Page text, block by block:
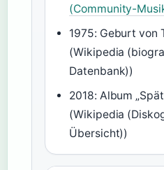
(Community-
1975: Geburt von
(Wikipedia
Datenbank))
2018: Album
(Wikipedia
Übersicht))